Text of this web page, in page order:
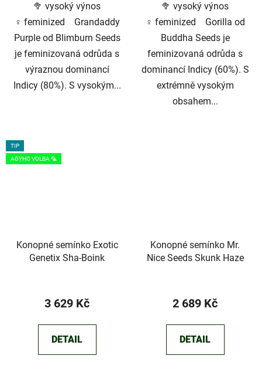
🥦 vysoký výnos
♀️ feminized Grandaddy
Purple od Blimburn Seeds
je feminizovaná odrůda s
výraznou dominancí
Indicy (80%). S vysokým...
hvězdiček.
🥦 vysoký výnos
♀️ feminized Gorilla od
Buddha Seeds je
feminizovaná odrůda s
dominancí Indicy (60%). S
extrémně vysokým
obsahem...
TIP
AGYHO VOLBA 🦜
Konopné semínko Exotic
Genetix Sha-Boink
3 629 Kč
DETAIL
Konopné semínko Mr.
Nice Seeds Skunk Haze
2 689 Kč
DETAIL